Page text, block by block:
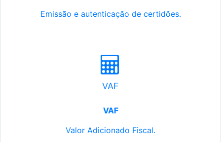
Emissão e autenticação de certidões.
VAF
VAF
Valor Adicionado Fiscal.